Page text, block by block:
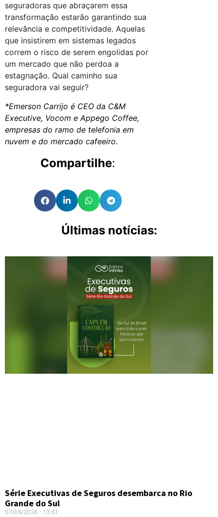
seguradoras que abraçarem essa
transformação estarão garantindo sua
relevância e competitividade. Aquelas
que insistirem em sistemas legados
correm o risco de serem engolidas por
um mercado que não perdoa a
estagnação. Qual caminho sua
seguradora vai seguir?
*Emerson Carrijo é CEO da C&M
Executive, Vocom e Appego Coffee,
empresas do ramo de telefonia em
nuvem e do mercado cafeeiro.
Compartilhe:
Últimas notícias:
Série Executivas de Seguros desembarca no Rio
Grande do Sul
07/08/2026 13:51